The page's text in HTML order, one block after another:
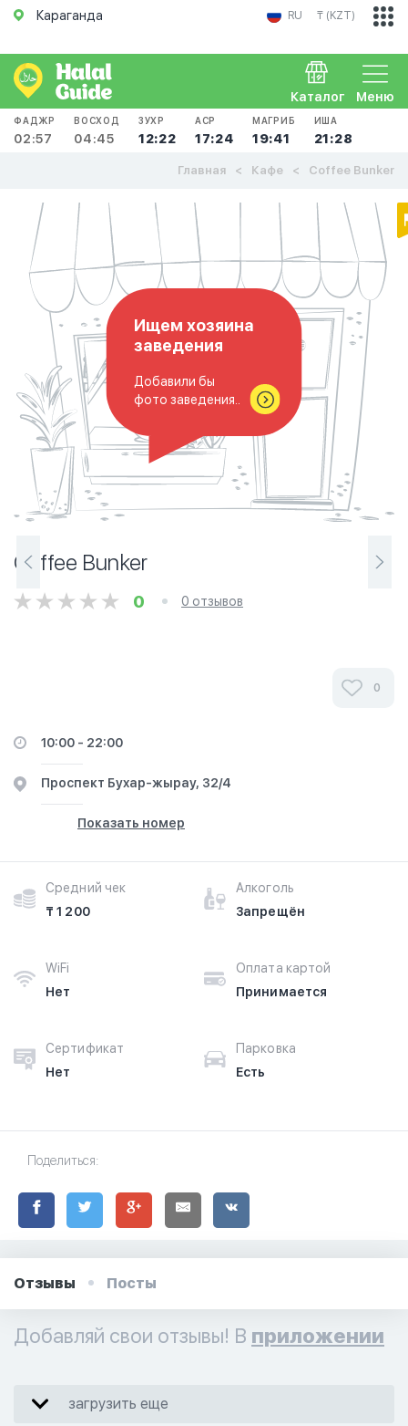
Караганда RU ₸ (KZT)
Меню
Каталог
ФАДЖР
02:57
ВОСХОД
04:45
ЗУХР
12:22
АСР
17:24
МАГРИБ
19:41
ИША
21:28
Главная Кафе Coffee Bunker
Ищем хозяина
заведения
Добавили бы
фото заведения..
Coffee Bunker
0 0 отзывов
0
10:00 - 22:00
​Проспект Бухар-жырау, 32/4​
Показать номер
Средний чек
₸ 1 200
Алкоголь
Запрещён
WiFi
Нет
Оплата картой
Принимается
Сертификат
Нет
Парковка
Есть
Поделиться:
Отзывы Посты
Добавляй свои отзывы! В приложении
загрузить еще